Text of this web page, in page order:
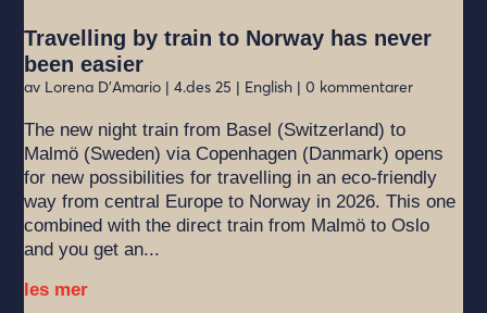
Travelling by train to Norway has never
been easier
av Lorena D'Amario |4.des 25 | English | 0 kommentarer
The new night train from Basel (Switzerland) to
Malmö (Sweden) via Copenhagen (Danmark) opens
for new possibilities for travelling in an eco-friendly
way from central Europe to Norway in 2026. This one
combined with the direct train from Malmö to Oslo
and you get an...
les mer